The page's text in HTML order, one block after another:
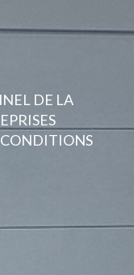
DE LA
CONDITIONS